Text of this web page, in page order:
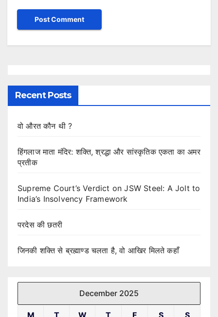
Recent Posts
वो औरत कौन थी ?
हिंगलाज माता मंदिर: शक्ति, श्रद्धा और सांस्कृतिक एकता का अमर
प्रतीक
Supreme Court’s Verdict on JSW Steel: A Jolt to
India’s Insolvency Framework
परदेस की छतरी
जिनकी शक्ति से ब्रह्माण्ड चलता है, वो आखिर मिलते कहाँ
December 2025